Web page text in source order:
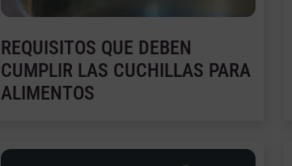
REQUISITOS QUE DEBEN
CUMPLIR LAS CUCHILLAS PARA
ALIMENTOS